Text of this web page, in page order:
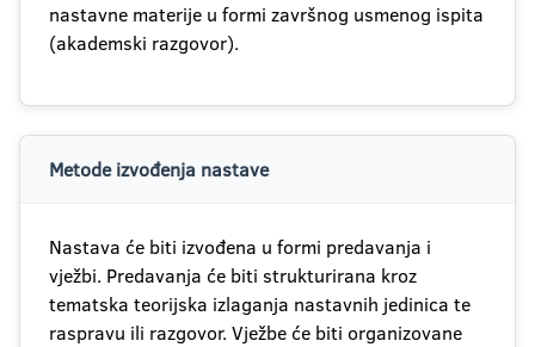
nastavne materije u formi završnog usmenog ispita
(akademski razgovor).
Metode izvođenja nastave
Nastava će biti izvođena u formi predavanja i
vježbi. Predavanja će biti strukturirana kroz
tematska teorijska izlaganja nastavnih jedinica te
raspravu ili razgovor. Vježbe će biti organizovane